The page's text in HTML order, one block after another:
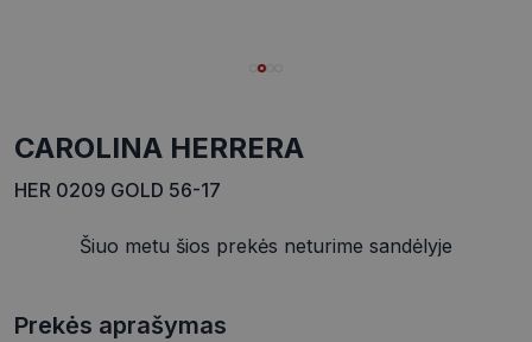
CAROLINA HERRERA
HER 0209 GOLD 56-17
Šiuo metu šios prekės neturime sandėlyje
Prekės aprašymas